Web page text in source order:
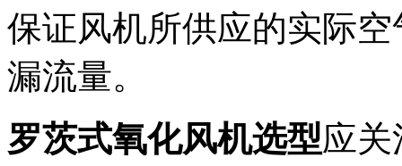
保证风机所供应的实际
漏流量。
罗茨式氧化风机选型应